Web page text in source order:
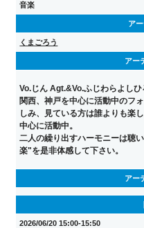
音楽
ア
くまごろう
アー
Vo.じん Agt.&Vo.ふじわらよしひ
関西、神戸を中心に活動中のフ
しみ、見ている方は誰よりも楽
中心に活動中。
二人の繰り出すハーモニーは聴
楽"を是非体感して下さい。
アー
2026/06/20 15:00-15:50